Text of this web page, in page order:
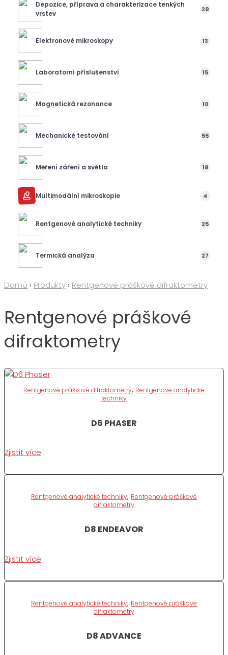
Depozice, příprava a charakterizace tenkých
vrstev
29
Elektronové mikroskopy 13
Laboratorní příslušenství 15
Magnetická rezonance 10
Mechanické testování 55
Měření záření a světla 18
Multimodální mikroskopie 4
Rentgenové analytické techniky 25
Termická analýza 27
Domů › Produkty › Rentgenové práškové difraktometry
Rentgenové práškové
difraktometry
Rentgenové práškové difraktometry, Rentgenové analytické
techniky
D6 PHASER
Zjistit více
Rentgenové analytické techniky, Rentgenové práškové
difraktometry
D8 ENDEAVOR
Zjistit více
Rentgenové analytické techniky, Rentgenové práškové
difraktometry
D8 ADVANCE